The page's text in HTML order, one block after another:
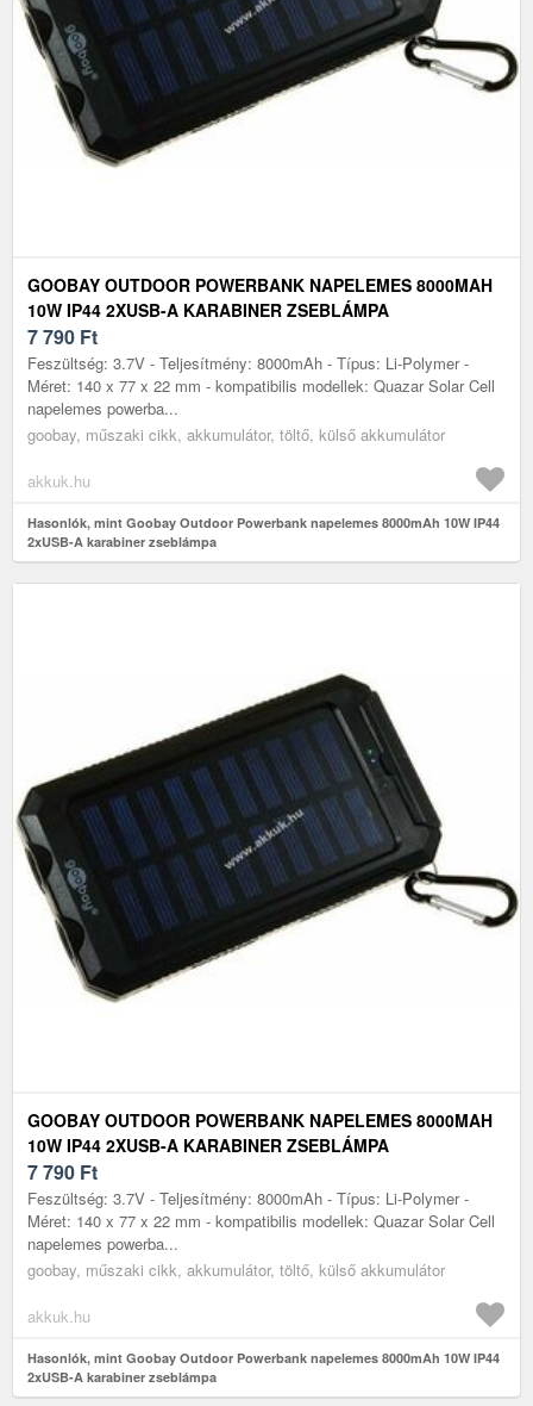
GOOBAY OUTDOOR POWERBANK NAPELEMES 8000MAH
10W IP44 2XUSB-A KARABINER ZSEBLÁMPA
7 790 Ft
Feszültség: 3.7V - Teljesítmény: 8000mAh - Típus: Li-Polymer -
Méret: 140 x 77 x 22 mm - kompatibilis modellek: Quazar Solar Cell
napelemes powerba...
goobay, műszaki cikk, akkumulátor, töltő, külső akkumulátor
akkuk.hu
Hasonlók, mint Goobay Outdoor Powerbank napelemes 8000mAh 10W IP44
2xUSB-A karabiner zseblámpa
GOOBAY OUTDOOR POWERBANK NAPELEMES 8000MAH
10W IP44 2XUSB-A KARABINER ZSEBLÁMPA
7 790 Ft
Feszültség: 3.7V - Teljesítmény: 8000mAh - Típus: Li-Polymer -
Méret: 140 x 77 x 22 mm - kompatibilis modellek: Quazar Solar Cell
napelemes powerba...
goobay, műszaki cikk, akkumulátor, töltő, külső akkumulátor
akkuk.hu
Hasonlók, mint Goobay Outdoor Powerbank napelemes 8000mAh 10W IP44
2xUSB-A karabiner zseblámpa